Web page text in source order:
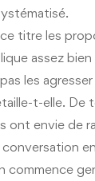
titre les
assez bien
les
t-elle. De
ont envie de
commence